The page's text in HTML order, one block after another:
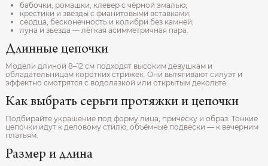
бабочки, ромашки, клевер с чёрной эмалью;
крестики и звёзды с фианитовыми вставками;
сердца, бесконечность и колибри без камней;
луна и звезда — лёгкая асимметричная пара.
Длинные цепочки
Модели длиной 8–12 см подходят высоким девушкам и
обладательницам коротких стрижек. Они вытягивают силуэт и
эффектно смотрятся с водолазкой или открытым декольте.
Как выбрать серьги протяжки и цепочки
Подбирайте украшение под форму лица, причёску и образ. Тонкие
цепочки идут к деловому стилю, объёмные подвески — к вечерним
платьям.
Размер и длина